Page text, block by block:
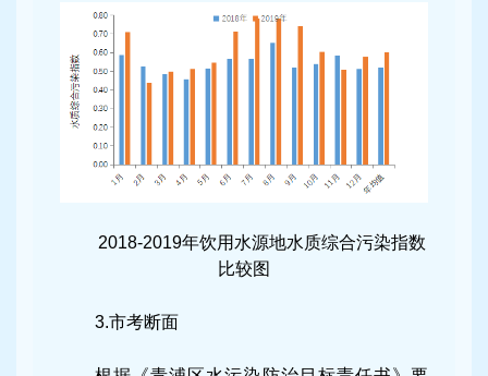
2018-2019年饮用水源地水质综合污染指数
比较图
3.市考断面